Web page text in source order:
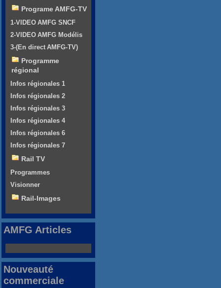
Programe AMFG-TV
1-VIDEO AMFG SNCF
2-VIDEO AMFG Modélis
3-(En direct AMFG-TV)
Programme
régional
Infos régionales 1
Infos régionales 2
Infos régionales 3
Infos régionales 4
Infos régionales 6
Infos régionales 7
Rail TV
Programmes
Visionner
Rail-Images
AMFG Articles
Nouveauté
commerciale